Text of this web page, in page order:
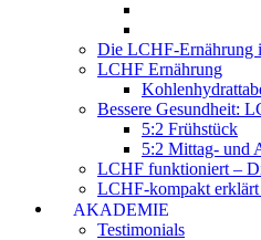
Die LCHF-Ernährung
LCHF Ernährung
Bessere Gesundheit:
5:2 Frühstück
5:2 Mittag- und
LCHF funktioniert –
LCHF-kompakt
AKADEMIE
Testimonials